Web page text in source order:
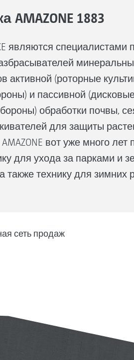
AMAZONE 1883
являются специалистами
активной (роторные
и пассивной
обработки почвы,
для защиты
вот уже много лет
для ухода за парками и
также технику для зимних
сеть продаж